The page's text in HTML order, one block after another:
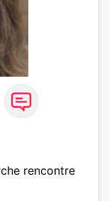
rencontre